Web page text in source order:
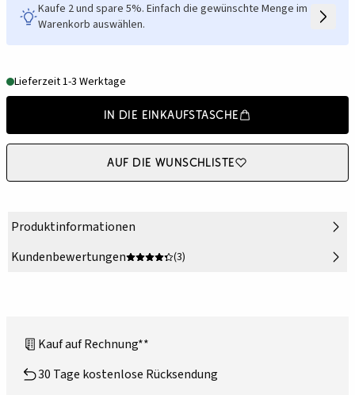
Kaufe 2 und spare 5%. Einfach die gewünschte Menge im
Warenkorb auswählen.
Lieferzeit 1-3 Werktage
In die Einkaufstasche
Auf die Wunschliste
Produktinformationen
Kundenbewertungen
(3)
Kauf auf Rechnung**
30 Tage kostenlose Rücksendung